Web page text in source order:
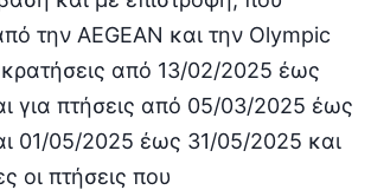
την AEGEAN και την Olympic
από 13/02/2025 έως
για πτήσεις από 05/03/2025 έως
01/05/2025 έως 31/05/2025 και
οι πτήσεις που